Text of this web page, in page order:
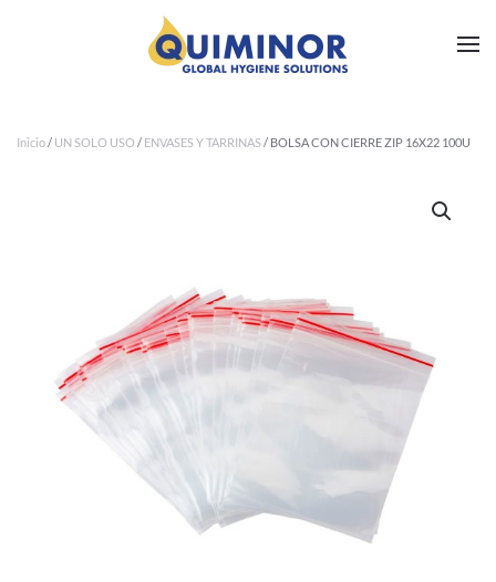
Ir al contenido principal
Inicio/ UN SOLO USO / ENVASES Y TARRINAS/ BOLSA CON CIERRE ZIP 16X22 100U